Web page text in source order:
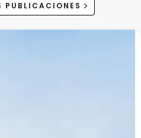
PUBLICACIONES